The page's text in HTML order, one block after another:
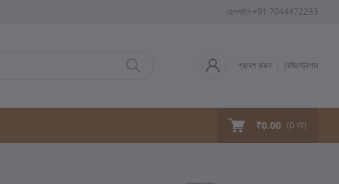
হেল্পলাইন +91 7044472233
প্রবেশ করুন রেজিস্ট্রেশান
₹0.00 (0 বই)